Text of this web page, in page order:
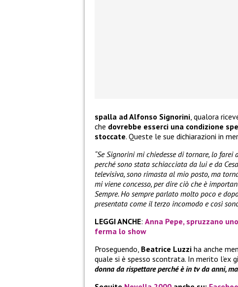
spalla ad Alfonso Signorini, qualora
che dovrebbe esserci una condizione
stoccate. Queste le sue dichiarazioni in
“Se Signorini mi chiedesse di tornare, lo
perché sono stata schiacciata da lui e da
televisiva, sono rimasta al mio posto, ma
mi viene concesso, per dire ciò che è
Sempre. Ho sempre parlato molto poco e
presentata come il terzo incomodo e così
LEGGI ANCHE: Anna Pepe, spruzzano
ferma lo show
Proseguendo, Beatrice Luzzi ha anche
quale si è spesso scontrata. In merito l’ex
donna da rispettare perché è in tv da anni,